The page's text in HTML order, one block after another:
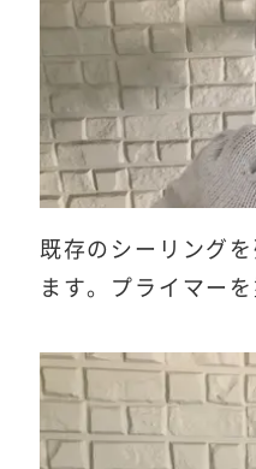
既存のシーリング
ます。プライマー